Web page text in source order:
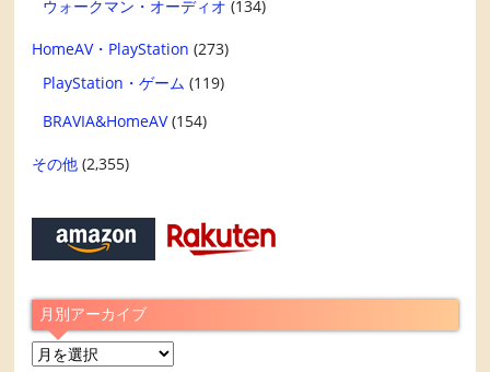
ウォークマン・オーディオ (134)
HomeAV・PlayStation (273)
PlayStation・ゲーム (119)
BRAVIA&HomeAV(154)
その他 (2,355)
月別アーカイブ
月